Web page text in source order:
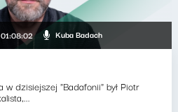
01:08:02 Kuba Badach
w dzisiejszej "Badafonii" był Piotr